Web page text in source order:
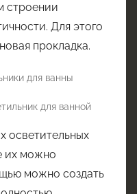
строении
Для этого
прокладка.
для ванной
осветительных
их можно
можно создать